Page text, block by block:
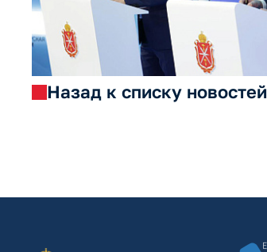
Назад к списку новостей